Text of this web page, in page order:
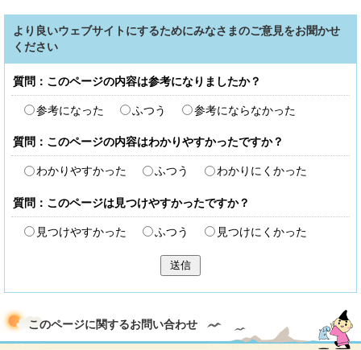
より良いウェブサイトにするためにみなさまのご意見をお聞かせ
ください
質問：このページの内容は参考になりましたか？
参考になった ふつう 参考にならなかった
質問：このページの内容はわかりやすかったですか？
わかりやすかった ふつう わかりにくかった
質問：このページは見つけやすかったですか？
見つけやすかった ふつう 見つけにくかった
送信
このページに関するお問い合わせ